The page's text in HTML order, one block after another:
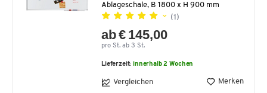
Ablageschale, B 1800 x H 900 mm
(1)
ab € 145,00
pro St. ab 3 St.
Lieferzeit:innerhalb 2 Wochen
Vergleichen Merken